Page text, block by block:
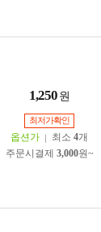
1,250 원
최저가확인
옵션가 최소 4개
주문시결제 3,000원~